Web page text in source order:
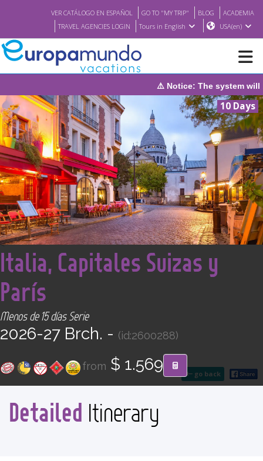
VER CATÁLOGO EN ESPAÑOL GO TO "MY TRIP" BLOG
ACADEMIA
TRAVEL AGENCIES LOGIN
Tours in English USA(en)
BROCHURE PDF
WHERE TO BUY
FEATURED
ABOUT US
CONTACT
⚠️ Notice: The system will be under
10 Days
go back
<
Italia, Capitales Suizas y
París
Menos de 15 días Serie
2026-27 Brch. - (id:2600288)
from $ 1.569
Detailed Itinerary